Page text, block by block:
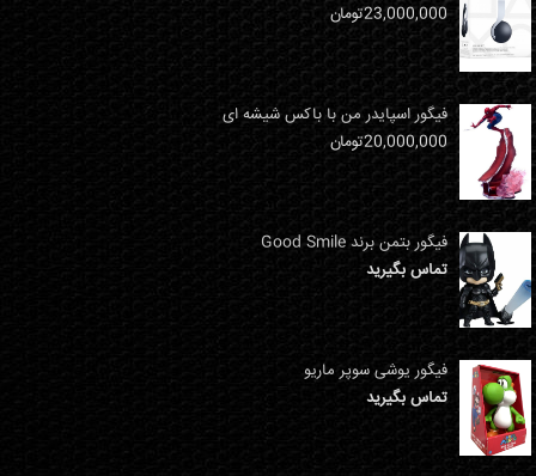
23,000,000تومان
فیگور اسپایدر من با باکس شیشه ای
20,000,000تومان
فیگور بتمن برند Good Smile
تماس بگیرید
فیگور یوشی سوپر ماریو
تماس بگیرید